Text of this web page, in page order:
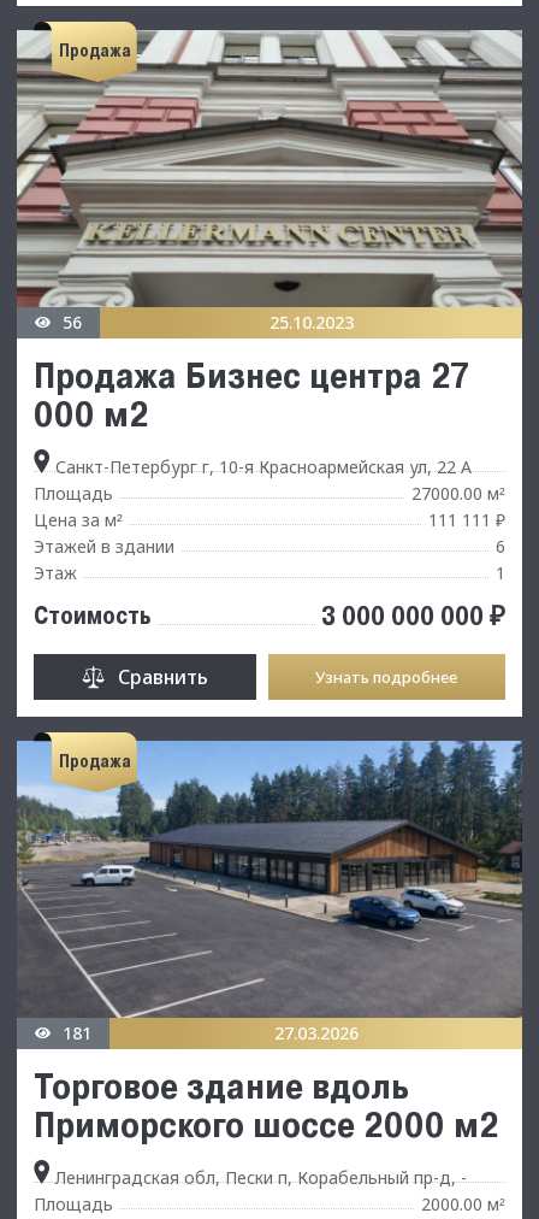
Продажа
56 25.10.2023
Продажа Бизнес центра 27
000 м2
Санкт-Петербург г, 10-я Красноармейская ул, 22 А
Площадь
27000.00 м²
Цена за м²
111 111 ₽
Этажей в здании
6
Этаж
1
Стоимость 3 000 000 000 ₽
Сравнить Узнать подробнее
Продажа
181 27.03.2026
Торговое здание вдоль
Приморского шоссе 2000 м2
Ленинградская обл, Пески п, Корабельный пр-д, -
Площадь
2000.00 м²